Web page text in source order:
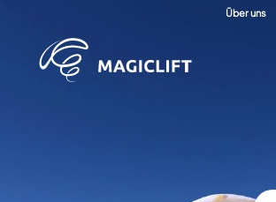
Über uns